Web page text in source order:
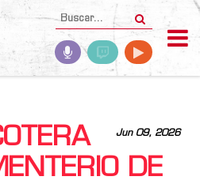
Jun 09, 2026
DE